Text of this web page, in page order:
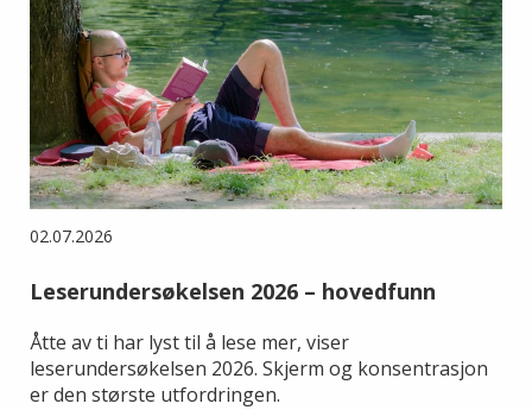
02.07.2026
Leserundersøkelsen 2026 – hovedfunn
Åtte av ti har lyst til å lese mer, viser
leserundersøkelsen 2026. Skjerm og konsentrasjon
er den største utfordringen.